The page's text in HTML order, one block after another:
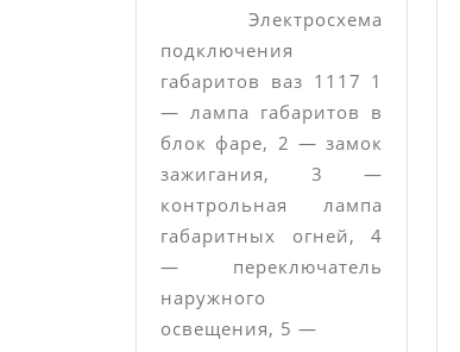
Электросхема
подключения
габаритов ваз 1117 1
— лампа габаритов в
блок фаре, 2 — замок
зажигания, 3 —
контрольная лампа
габаритных огней, 4
— переключатель
наружного
освещения, 5 —